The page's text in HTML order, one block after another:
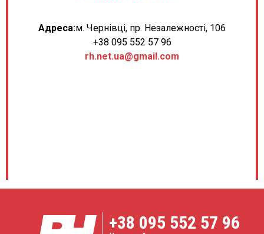
Адреса:м. Чернівці, пр. Незалежності, 106
+38 095 552 57 96
rh.net.ua@gmail.com
+38 095 552 57 96